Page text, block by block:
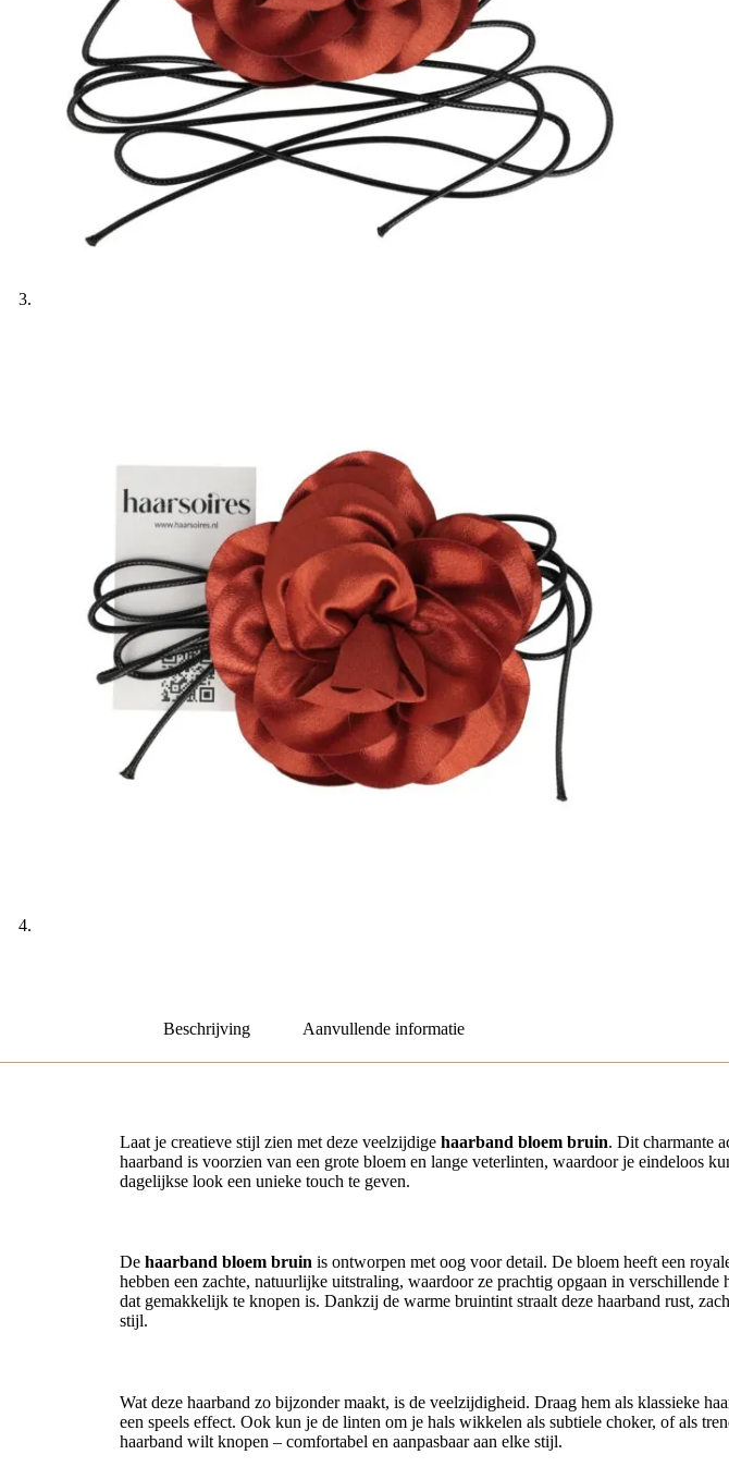
Beschrijving Aanvullende informatie
Laat je creatieve stijl zien met deze veelzijdige haarband bloem bruin. Dit charmante
haarband is voorzien van een grote bloem en lange veterlinten, waardoor je eindeloos
dagelijkse look een unieke touch te geven.
De haarband bloem bruin is ontworpen met oog voor detail. De bloem heeft een
hebben een zachte, natuurlijke uitstraling, waardoor ze prachtig opgaan in
dat gemakkelijk te knopen is. Dankzij de warme bruintint straalt deze haarband rust,
stijl.
Wat deze haarband zo bijzonder maakt, is de veelzijdigheid. Draag hem als klassieke
een speels effect. Ook kun je de linten om je hals wikkelen als subtiele choker, of als
haarband wilt knopen – comfortabel en aanpasbaar aan elke stijl.